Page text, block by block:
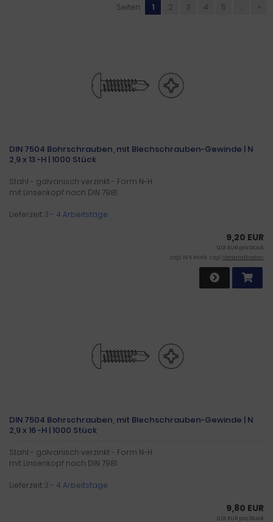
Seiten: 1 2 3 4 5 ... »
DIN 7504 Bohrschrauben, mit Blechschrauben-Gewinde | N
2,9 x 13 -H | 1000 Stück
Stahl - galvanisch verzinkt - Form N-H
mit Linsenkopf nach DIN 7981
Lieferzeit:3 - 4 Arbeitstage
9,20 EUR
0,01 EUR pro Stück
zzgl. 19 % MwSt. zzgl.Versandkosten
DIN 7504 Bohrschrauben, mit Blechschrauben-Gewinde | N
2,9 x 16 -H | 1000 Stück
Stahl - galvanisch verzinkt - Form N-H
mit Linsenkopf nach DIN 7981
Lieferzeit:3 - 4 Arbeitstage
9,80 EUR
0,01 EUR pro Stück